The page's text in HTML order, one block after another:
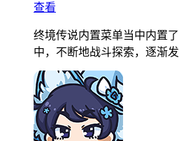
查看
终境传说内置菜单当中内置
中，不断地战斗探索，逐渐